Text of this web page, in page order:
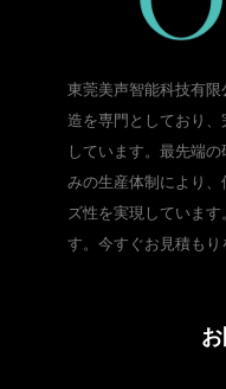
東莞美声智能科技有
造を専門としており、
しています。最先端
みの生産体制により
ズ性を実現していま
す。今すぐお見積もり